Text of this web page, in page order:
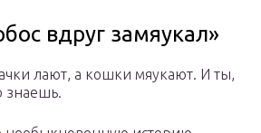
вдруг замяукал»
лают, а кошки мяукают. И ты,
знаешь.